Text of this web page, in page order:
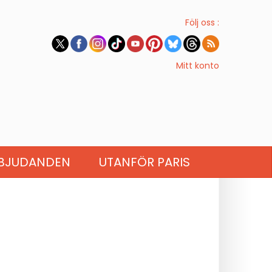
Följ oss :
Mitt konto
UTANFÖR PARIS